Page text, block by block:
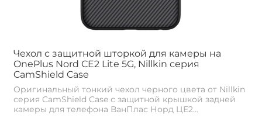
Чехол с защитной шторкой для камеры на
OnePlus Nord CE2 Lite 5G, Nillkin серия
CamShield Case
Оригинальный тонкий чехол черного цвета от Nillkin
серия CamShield Case с защитной крышкой задней
камеры для телефона ВанПлас Норд ЦЕ2...